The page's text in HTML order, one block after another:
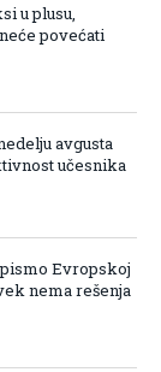
u plusu,
povećati
avgusta
učesnika
Evropskoj
nema rešenja